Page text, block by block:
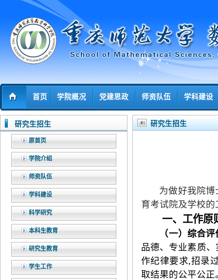
首页 学院概况 党建思政 师资队伍 学科建设
研究生招生
原首页
学院介绍
师资队伍
学科建设
科学研究
本科生教育
研究生教育
学生工作
研究生招生
为做好我院
育考试院及学校
一、工作原
（一）综合
品德、专业素质
作纪律要求,招录
取结果的公平公正